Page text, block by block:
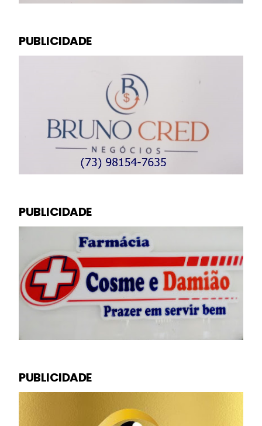
PUBLICIDADE
PUBLICIDADE
PUBLICIDADE